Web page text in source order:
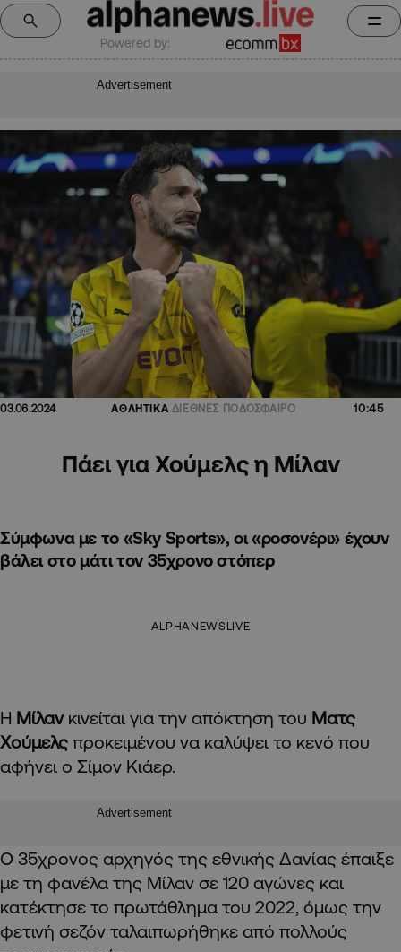
Powered by:
Advertisement
03.06.2024 ΑΘΛΗΤΙΚΑ ΔΙΕΘΝΕΣ ΠΟΔΟΣΦΑΙΡΟ 10:45
Πάει για Χούμελς η Μίλαν
Σύμφωνα με το «Sky Sports», οι «ροσονέρι» έχουν
βάλει στο μάτι τον 35χρονο στόπερ
ALPHANEWSLIVE
Η Μίλαν κινείται για την απόκτηση του Ματς
Χούμελς προκειμένου να καλύψει το κενό που
αφήνει ο Σίμον Κιάερ.
Advertisement
Ο 35χρονος αρχηγός της εθνικής Δανίας έπαιξε
με τη φανέλα της Μίλαν σε 120 αγώνες και
κατέκτησε το πρωτάθλημα του 2022, όμως την
φετινή σεζόν ταλαιπωρήθηκε από πολλούς